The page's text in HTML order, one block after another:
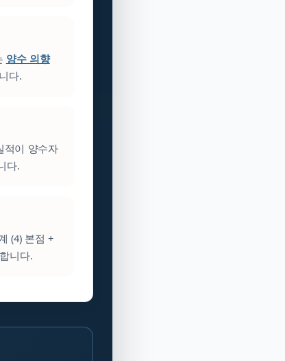
양수 의향
다.
적이 양수자
다.
(4) 본점 +
니다.